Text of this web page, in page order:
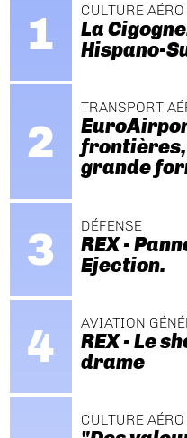
CULTURE AÉRO
La
Hispano-
TRANSPORT
frontières,
grande
DÉFENSE
REX -
Ejection.
AVIATION
REX - Le
drame
CULTURE AÉRO